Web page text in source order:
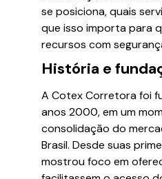
se posiciona, quais
que isso importa para
recursos com
História e
A Cotex Corretora foi
anos 2000, em um
consolidação do
Brasil. Desde suas
mostrou foco em